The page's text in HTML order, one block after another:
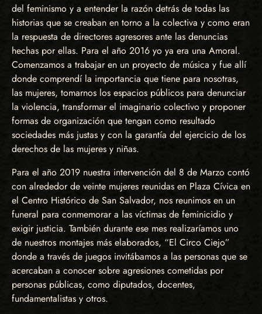
del feminismo y a entender la razón detrás de todas las
historias que se creaban en torno a la colectiva y como eran
la respuesta de directores agresores ante las denuncias
hechas por ellas. Para el año 2016 yo ya era una Amoral.
Comenzamos a trabajar en un proyecto de música y fue allí
donde comprendí la importancia que tiene para nosotras,
las mujeres, tomarnos los espacios públicos para denunciar
la violencia, transformar el imaginario colectivo y proponer
formas de organización que tengan como resultado
sociedades más justas y con la garantía del ejercicio de los
derechos de las mujeres y niñas.
Para el año 2019 nuestra intervención del 8 de Marzo contó
con alrededor de veinte mujeres reunidas en Plaza Cívica en
el Centro Histórico de San Salvador, nos reunimos en un
funeral para conmemorar a las víctimas de feminicidio y
exigir justicia. También durante ese mes realizaríamos uno
de nuestros montajes más elaborados, “El Circo Ciejo”
donde a través de juegos invitábamos a las personas que se
acercaban a conocer sobre agresiones cometidas por
personas públicas, como diputados, docentes,
fundamentalistas y otros.